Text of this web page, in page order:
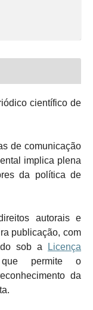
científico de
de comunicação
implica plena
da política de
autorais e
publicação, com
sob a
Licença
permite o
da